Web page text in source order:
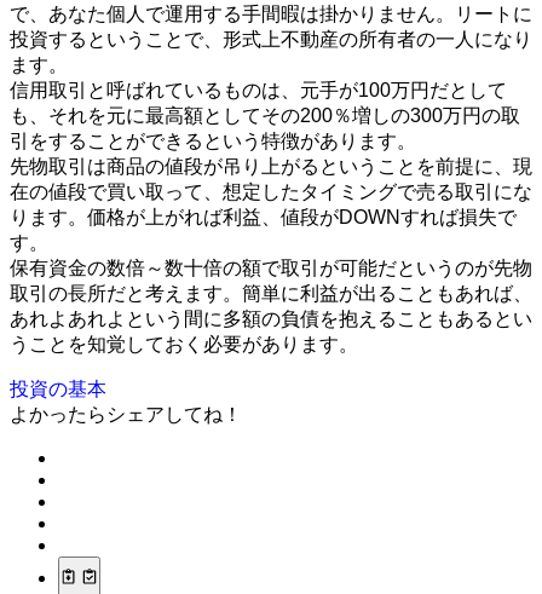
で、あなた個人で運用する手間暇は掛かりません。リートに
投資するということで、形式上不動産の所有者の一人になり
ます。
信用取引と呼ばれているものは、元手が100万円だとして
も、それを元に最高額としてその200％増しの300万円の取
引をすることができるという特徴があります。
先物取引は商品の値段が吊り上がるということを前提に、現
在の値段で買い取って、想定したタイミングで売る取引にな
ります。価格が上がれば利益、値段がDOWNすれば損失で
す。
保有資金の数倍～数十倍の額で取引が可能だというのが先物
取引の長所だと考えます。簡単に利益が出ることもあれば、
あれよあれよという間に多額の負債を抱えることもあるとい
うことを知覚しておく必要があります。
投資の基本
よかったらシェアしてね！